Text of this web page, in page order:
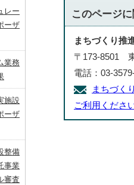
このページ
まちづくり推
〒173-8501
電話：03-
まちづく
ご利用ください
レー
ーザ
業務
施設
ーザ
整備
事業
審査